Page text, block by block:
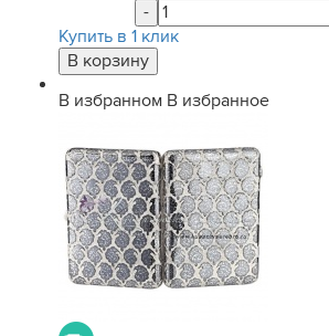
-
Купить в 1 клик
В избранном В избранное